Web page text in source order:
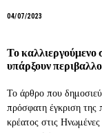
04/07/2023
Το
υπάρξουν
Το άρθρο που
πρόσφατη έγκριση της
κρέατος στις